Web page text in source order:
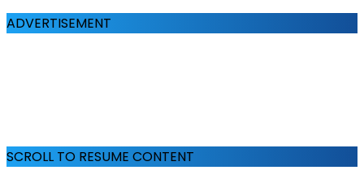
ADVERTISEMENT
SCROLL TO RESUME CONTENT